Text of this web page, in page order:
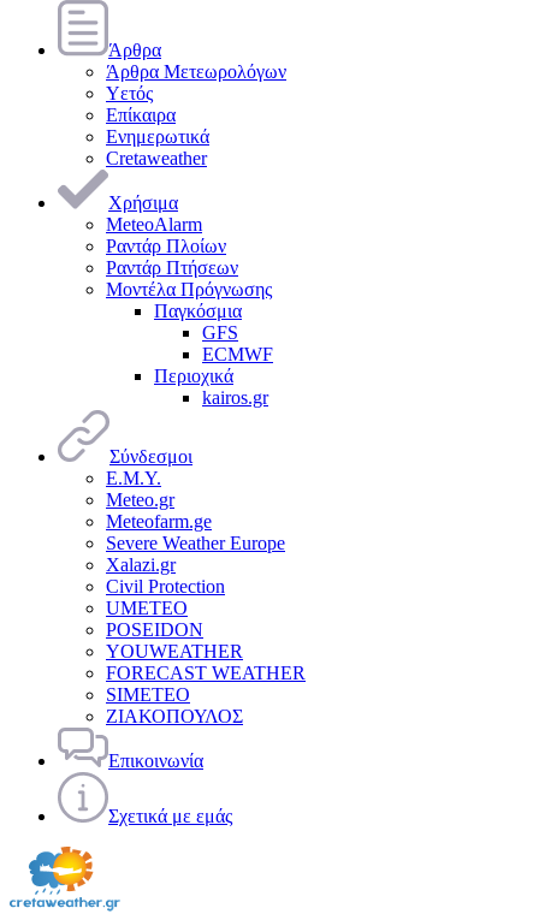
Άρθρα
Άρθρα Μετεωρολόγων
Υετός
Επίκαιρα
Ενημερωτικά
Cretaweather
Χρήσιμα
MeteoAlarm
Ραντάρ Πλοίων
Ραντάρ Πτήσεων
Μοντέλα Πρόγνωσης
Παγκόσμια
GFS
ECMWF
Περιοχικά
kairos.gr
Σύνδεσμοι
Ε.Μ.Υ.
Meteo.gr
Meteofarm.ge
Severe Weather Europe
Xalazi.gr
Civil Protection
UMETEO
POSEIDON
YOUWEATHER
FORECAST WEATHER
SIMETEO
ΖΙΑΚΟΠΟΥΛΟΣ
Επικοινωνία
Σχετικά με εμάς